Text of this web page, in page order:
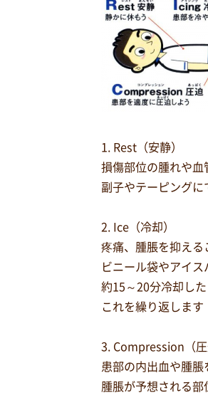
1. Rest（安静）
損傷部位の腫れや血
副子やテーピングに
2. Ice（冷却）
疼痛、腫脹を抑える
ビニール袋やアイス
約15～20分冷却し
これを繰り返します
3. Compression（圧
患部の内出血や腫
腫脹が予想される部